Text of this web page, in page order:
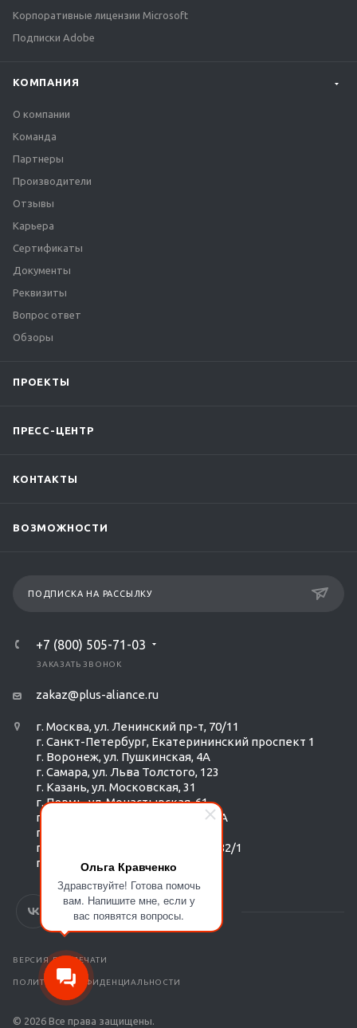
Ольга Кравченко
Здравствуйте! Готова помочь
вам. Напишите мне, если у
вас появятся вопросы.
Корпоративные лицензии Microsoft
Подписки Adobe
КОМПАНИЯ
О компании
Команда
Партнеры
Производители
Отзывы
Карьера
Сертификаты
Документы
Реквизиты
Вопрос ответ
Обзоры
ПРОЕКТЫ
ПРЕСС-ЦЕНТР
КОНТАКТЫ
ВОЗМОЖНОСТИ
ПОДПИСКА НА РАССЫЛКУ
+7 (800) 505-71-03
ЗАКАЗАТЬ ЗВОНОК
zakaz@plus-aliance.ru
г. Москва, ул. Ленинский пр-т, 70/11
г. Санкт-Петербург, Екатерининский проспект 1
г. Воронеж, ул. Пушкинская, 4А
г. Самара, ул. Льва Толстого, 123
г. Казань, ул. Московская, 31
г. Пермь, ул. Монастырская, 61
г. Екатеринбург, ул. Радищева 6А
г. Тюмень, ул. Республики 252/6
г. Новосибирск, Красный пр-т, 182/1
г. Омск, ул. ​Гагарина, 14
ВЕРСИЯ ДЛЯ ПЕЧАТИ
ПОЛИТИКА КОНФИДЕНЦИАЛЬНОСТИ
© 2026 Все права защищены.